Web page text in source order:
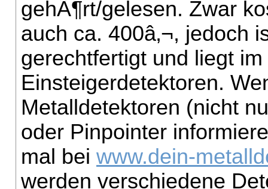
gehÃ¶rt/gelesen. Zwar
auch ca. 400â‚¬, jedoch
gerechtfertigt und liegt
Einsteigerdetektoren.
Metalldetektoren (nicht
oder Pinpointer
mal bei www.dein-
werden verschiedene